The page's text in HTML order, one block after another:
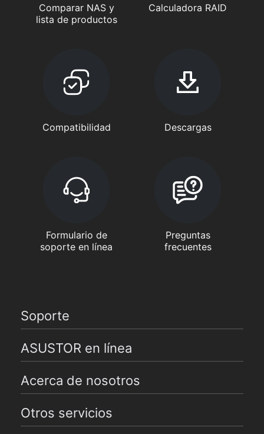
Comparar NAS y
lista de productos
Calculadora RAID
Compatibilidad Descargas
Formulario de
soporte en línea
Preguntas
frecuentes
Soporte
ASUSTOR en línea
Acerca de nosotros
Otros servicios